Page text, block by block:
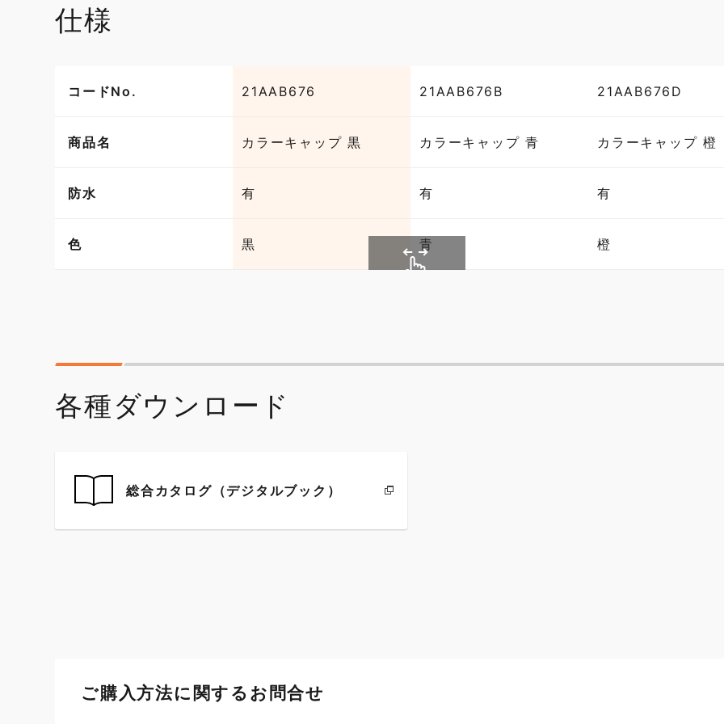
仕様
コードNo. 21AAB676 21AAB676B 21AAB676D
商品名 カラーキャップ 黒 カラーキャップ 青 カラーキャップ 橙
防水 有 有 有
色 黒 青 橙
各種ダウンロード
総合カタログ（デジタルブック）
ご購入方法に関するお問合せ